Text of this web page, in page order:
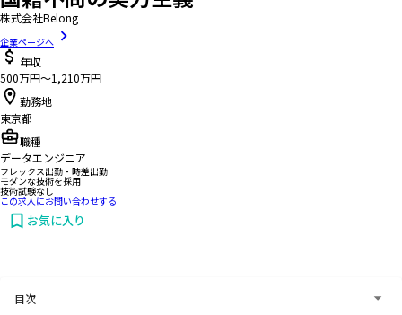
株式会社Belong
企業ページへ
年収
500万円〜1,210万円
勤務地
東京都
職種
データエンジニア
フレックス出勤・時差出勤
モダンな技術を採用
技術試験なし
この求人にお問い合わせする
お気に入り
目次